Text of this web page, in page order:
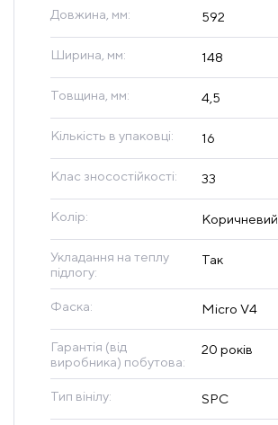
Довжина, мм: 592
Ширина, мм: 148
Товщина, мм: 4,5
Кількість в упаковці: 16
Клас зносостійкості: 33
Колір: Коричневий
Укладання на теплу
підлогу:
Так
Фаска: Micro V4
Гарантія (від
виробника) побутова:
20 років
Тип вінілу: SPC